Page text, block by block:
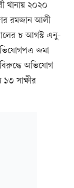
থানায় ২০২০
রমজান আলী
৮ আগস্ট এনু-
জমা
অভিযোগ
সাক্ষীর